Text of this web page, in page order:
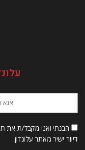
הבנתי ואני מקבל/ת את
דיוור ישיר מאתר עלונדון.